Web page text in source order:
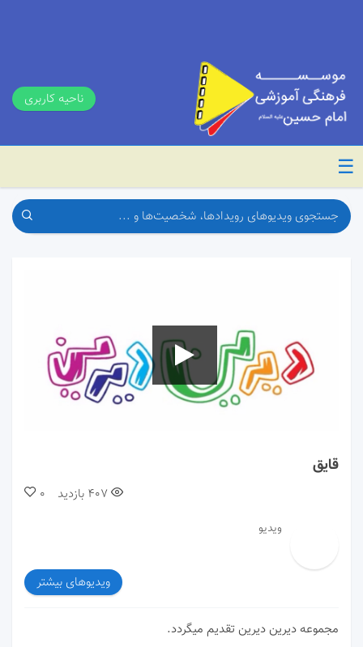
ناحیه کاربری
☰
قایق
0 407 بازدید
ویدیو
ویدیوهای بیشتر
مجموعه دیرین دیرین تقدیم میگردد.